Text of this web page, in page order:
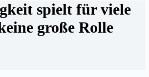
spielt für viele
große Rolle